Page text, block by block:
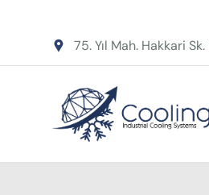
75. Yıl Mah. Hakkari